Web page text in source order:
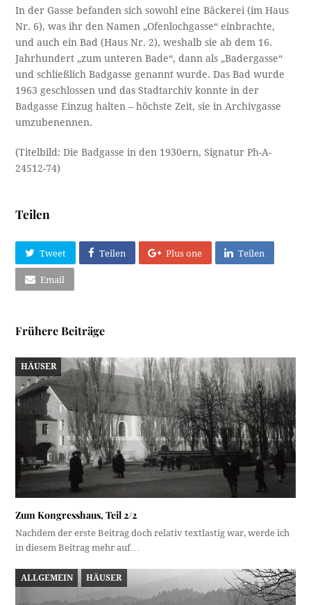
In der Gasse befanden sich sowohl eine Bäckerei (im Haus
Nr. 6), was ihr den Namen „Ofenlochgasse“ einbrachte,
und auch ein Bad (Haus Nr. 2), weshalb sie ab dem 16.
Jahrhundert „zum unteren Bade“, dann als „Badergasse“
und schließlich Badgasse genannt wurde. Das Bad wurde
1963 geschlossen und das Stadtarchiv konnte in der
Badgasse Einzug halten – höchste Zeit, sie in Archivgasse
umzubenennen.
(Titelbild: Die Badgasse in den 1930ern, Signatur Ph-A-
24512-74)
Teilen
Tweet Teilen Plus one Teilen
Email
Frühere Beiträge
HÄUSER
Zum Kongresshaus, Teil 2/2
Nachdem der erste Beitrag doch relativ textlastig war, werde ich
in diesem Beitrag mehr auf…
ALLGEMEIN HÄUSER